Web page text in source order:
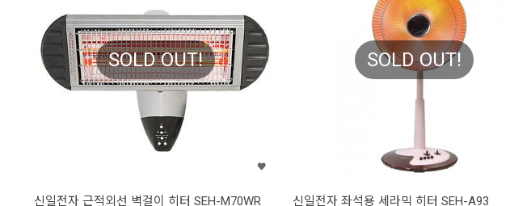
SOLD OUT!
신일전자 근적외선 벽걸이 히터 SEH-M70WR
SOLD OUT!
신일전자 좌석용 세라믹 히터 SEH-A93